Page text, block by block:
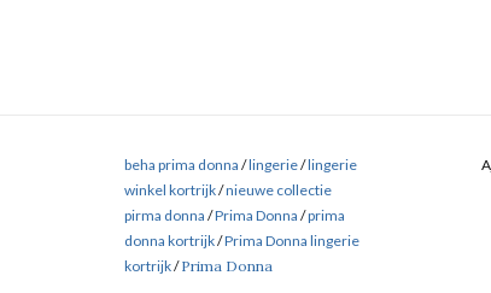
beha prima donna /lingerie/lingerie
winkel kortrijk/nieuwe collectie
pirma donna /Prima Donna /prima
donna kortrijk/Prima Donna lingerie
kortrijk/Prima Donna